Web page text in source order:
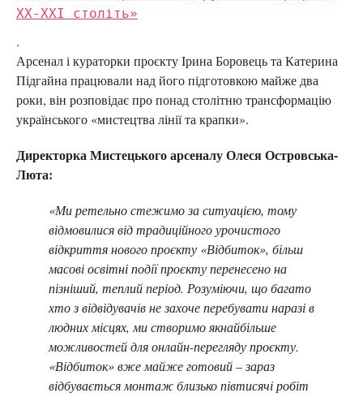
ХХ-ХХІ століть»
.
Арсенал і кураторки проєкту Ірина Боровець та Катерина
Підгайна працювали над його підготовкою майже два
роки, він розповідає про понад столітню трансформацію
українського «мистецтва лінії та крапки».
Директорка Мистецького арсеналу Олеся Островська-
Люта:
«Ми ретельно стежимо за ситуацією, тому
відмовилися від традиційного урочистого
відкриття нового проєкту «Відбиток», більш
масові освітні події проєкту перенесено на
пізніший, теплий період. Розуміючи, що багато
хто з відвідувачів не захоче перебувати наразі в
людних місцях, ми створимо якнайбільше
можливостей для онлайн-перегляду проєкту.
«Відбиток» вже майже готовий – зараз
відбувається монтаж близько півтисячі робіт